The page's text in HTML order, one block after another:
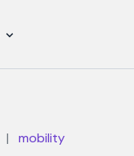
| mobility